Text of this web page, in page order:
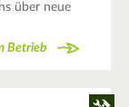
über neue
Betrieb